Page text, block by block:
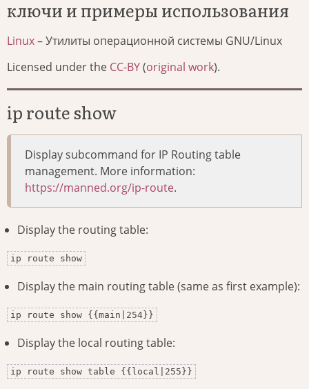
ключи и примеры использования
Linux– Утилиты операционной системы GNU/Linux
Licensed under the CC-BY(original work).
ip route show
Display subcommand for IP Routing table
management. More information:
https://manned.org/ip-route.
Display the routing table:
ip route show
Display the main routing table (same as first example):
ip route show {{main|254}}
Display the local routing table:
ip route show table {{local|255}}